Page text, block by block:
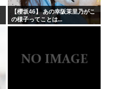
【櫻坂46】 あの幸阪茉里乃がこ
の様子ってことは...